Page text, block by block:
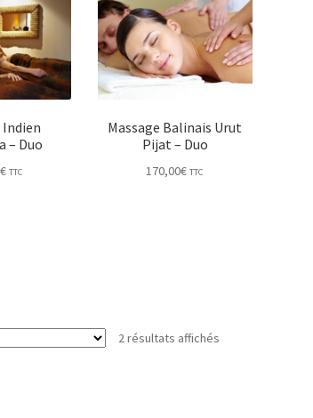
Indien
– Duo
€ TTC
Massage Balinais Urut
Pijat – Duo
170,00€ TTC
2 résultats affichés